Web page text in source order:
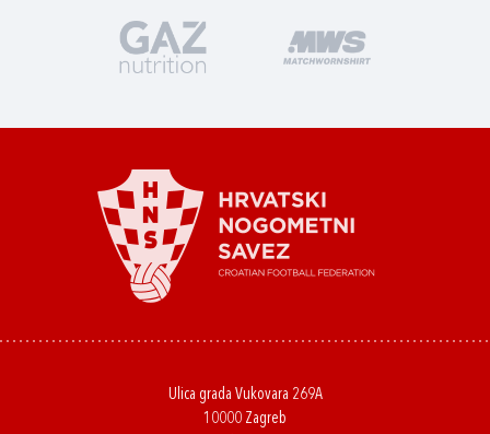
Ulica grada Vukovara 269A
10000 Zagreb